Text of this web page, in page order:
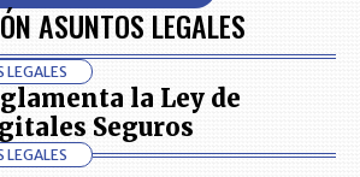
ASUNTOS LEGALES
la Ley de
Seguros